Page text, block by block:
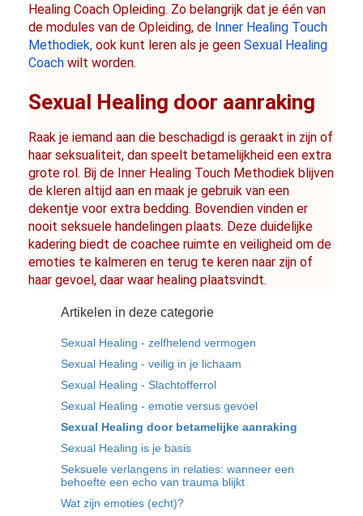
Healing Coach Opleiding. Zo belangrijk dat je één van
de modules van de Opleiding, de Inner Healing Touch
Methodiek, ook kunt leren als je geen Sexual Healing
Coach wilt worden.
Sexual Healing door aanraking
Raak je iemand aan die beschadigd is geraakt in zijn of
haar seksualiteit, dan speelt betamelijkheid een extra
grote rol. Bij de Inner Healing Touch Methodiek blijven
de kleren altijd aan en maak je gebruik van een
dekentje voor extra bedding. Bovendien vinden er
nooit seksuele handelingen plaats. Deze duidelijke
kadering biedt de coachee ruimte en veiligheid om de
emoties te kalmeren en terug te keren naar zijn of
haar gevoel, daar waar healing plaatsvindt.
Artikelen in deze categorie
Sexual Healing - zelfhelend vermogen
Sexual Healing - veilig in je lichaam
Sexual Healing - Slachtofferrol
Sexual Healing - emotie versus gevoel
Sexual Healing door betamelijke aanraking
Sexual Healing is je basis
Seksuele verlangens in relaties: wanneer een
behoefte een echo van trauma blijkt
Wat zijn emoties (echt)?